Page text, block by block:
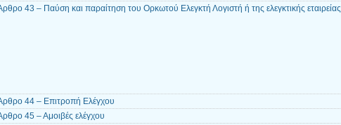
43 – Παύση και παραίτηση του Ορκωτού Ελεγκτή Λογιστή ή της ελεγκτικής εταιρείας.
44 – Επιτροπή Ελέγχου
45 – Αμοιβές ελέγχου